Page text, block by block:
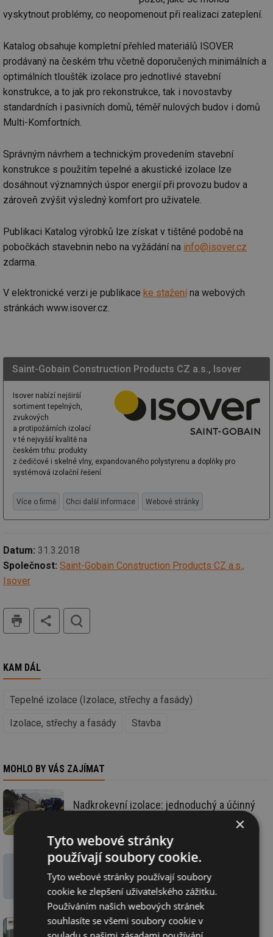
vyskytnout problémy, co neopomenout při realizaci zateplení.
Katalog obsahuje kompletní přehled materiálů ISOVER
prodávaný na českém trhu včetně doporučených minimálních a
optimálních tlouštěk izolace pro jednotlivé stavební
konstrukce, a to jak pro rekonstrukce, tak i novostavby
standardních i pasivních domů, téměř nulových budov i domů
Multi-Komfortních.
Správným návrhem a technickým provedením stavební
konstrukce s použitím tepelné a akustické izolace lze
dosáhnout významných úspor energií při provozu budov a
zároveň zvýšit výsledný komfort pro uživatele.
Publikaci Katalog výrobků lze získat v tištěné podobě na
pobočkách stavebnin nebo na vyžádání na info@isover.cz
zdarma.
V elektronické verzi je publikace ke staženína webových
stránkách www.isover.cz.
Saint-Gobain Construction Products CZ a.s., Isover
Isover nabízí nejširší
sortiment tepelných,
zvukových
a protipožárních izolací
v té nejvyšší kvalitě na
českém trhu: produkty
z čedičové i skelné vlny, expandovaného polystyrenu a doplňky pro
systémová izolační řešení.
Více o firmě Chci další informace Webové stránky
Datum: 31.3.2018
Společnost: Saint-Gobain Construction Products CZ a.s.,
Isover
KAM DÁL
Tepelné izolace (Izolace, střechy a fasády)
Izolace, střechy a fasády Stavba
MOHLO BY VÁS ZAJÍMAT
Nadkrokevní izolace: jednoduchý a účinný
Výpočetní programy IsoCal® a IsoDim®
×
Tyto webové stránky
používají soubory cookie.
Tyto webové stránky používají soubory
cookie ke zlepšení uživatelského zážitku.
Používáním našich webových stránek
souhlasíte se všemi soubory cookie v